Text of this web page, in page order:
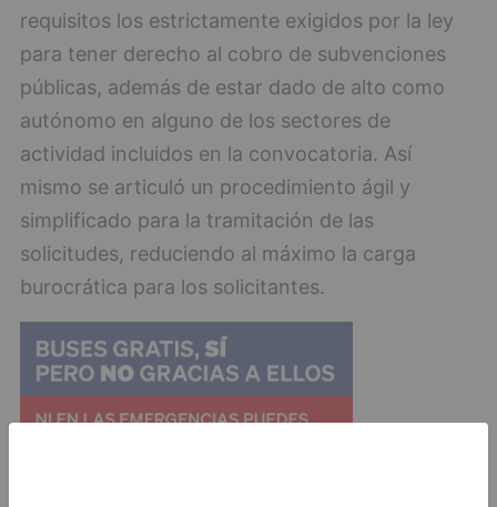
requisitos los estrictamente exigidos por la ley
para tener derecho al cobro de subvenciones
públicas, además de estar dado de alto como
autónomo en alguno de los sectores de
actividad incluidos en la convocatoria. Así
mismo se articuló un procedimiento ágil y
simplificado para la tramitación de las
solicitudes, reduciendo al máximo la carga
burocrática para los solicitantes.